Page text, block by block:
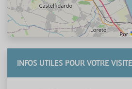
INFOS UTILES POUR VOTRE VISITE